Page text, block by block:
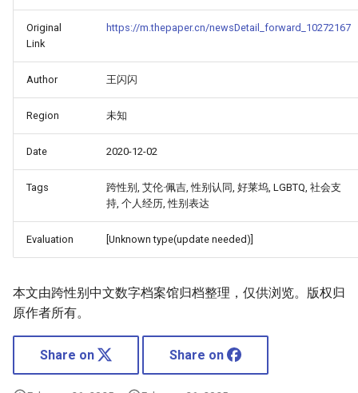
Original
Link
https://m.thepaper.cn/newsDetail_forward_10272167
Author 王闪闪
Region 未知
Date 2020-12-02
Tags
跨性别, 艾伦·佩吉, 性别认同, 好莱坞, LGBTQ, 社会支
持, 个人经历, 性别表达
Evaluation [Unknown type(update needed)]
本文由跨性别中文数字档案馆归档整理，仅供浏览。版权归
原作者所有。
Share on Share on